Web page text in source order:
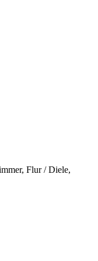
Flur / Diele,